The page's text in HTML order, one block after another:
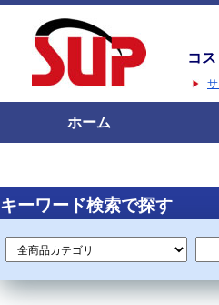
コ
ホーム
キーワード検索で探す